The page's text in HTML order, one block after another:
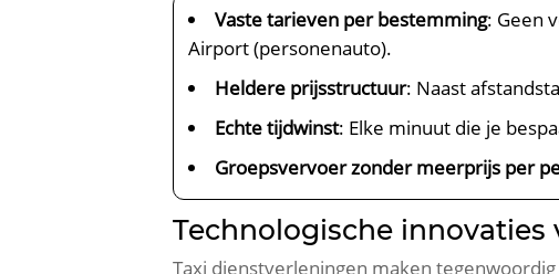
Vaste tarieven per bestemming: Geen
Airport (personenauto).
Heldere prijsstructuur: Naast
Echte tijdwinst: Elke minuut die je
Groepsvervoer zonder meerprijs per
Technologische
Taxi dienstverleningen maken